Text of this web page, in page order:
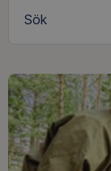
Sök